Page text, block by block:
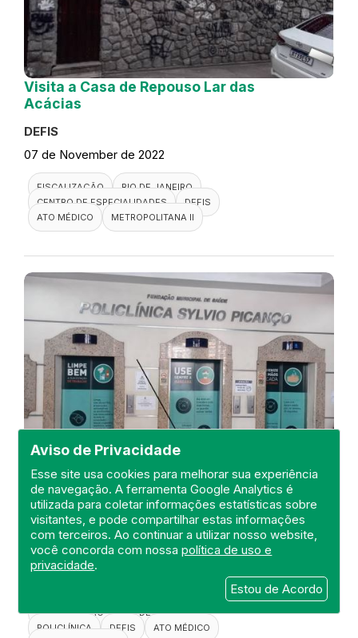
Aviso de Privacidade
Esse site usa cookies para melhorar sua experiência
de navegação. A ferramenta Google Analytics é
utilizada para coletar informações estatísticas sobre
visitantes, e pode compartilhar estas informações
com terceiros. Ao continuar a utilizar nosso website,
você concorda com nossapolítica de uso e
privacidade.
Estou de Acordo
Visita a Casa de Repouso Lar das
Acácias
DEFIS
07 de November de 2022
FISCALIZAÇÃO
RIO DE JANEIRO
CENTRO DE ESPECIALIDADES
DEFIS
ATO MÉDICO
METROPOLITANA II
Visita a Policlínica de
Especialidades Sylvio Picanço
DEFIS
FISCALIZAÇÃO
RIO DE JANEIRO
POLICLÍNICA
DEFIS
ATO MÉDICO